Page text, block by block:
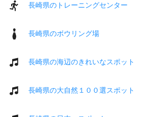
長崎県のトレーニングセンター
長崎県のボウリング場
長崎県の海辺のきれいなスポット
長崎県の大自然１００選スポット